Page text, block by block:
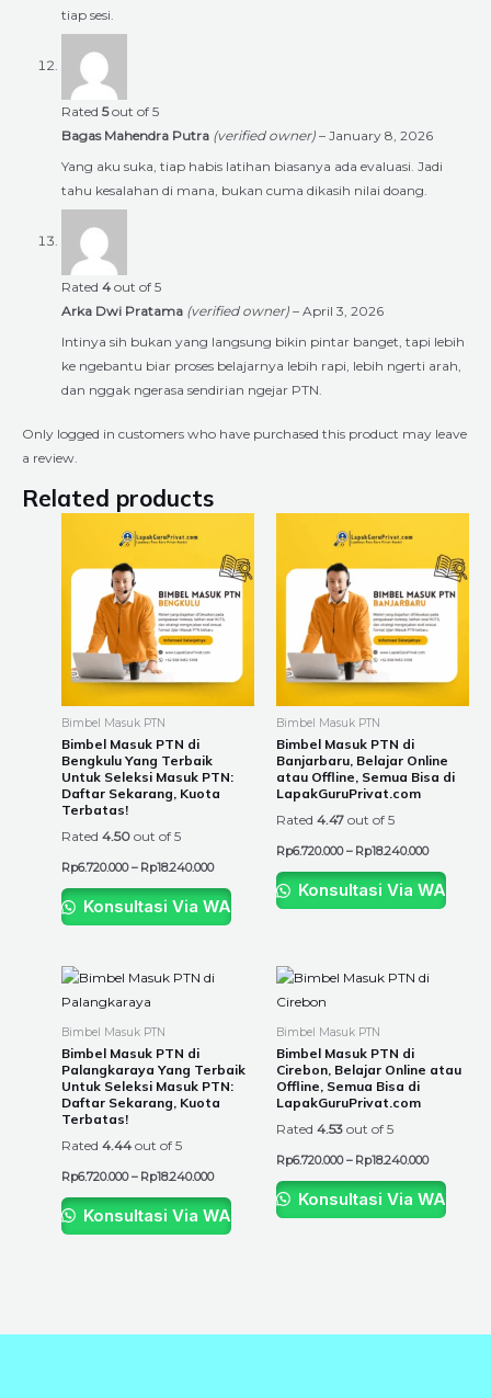
tiap sesi.
Rated 5out of 5
Bagas Mahendra Putra (verified owner) – January 8, 2026
Yang aku suka, tiap habis latihan biasanya ada evaluasi. Jadi
tahu kesalahan di mana, bukan cuma dikasih nilai doang.
Rated 4 out of 5
Arka Dwi Pratama (verified owner) – April 3, 2026
Intinya sih bukan yang langsung bikin pintar banget, tapi lebih
ke ngebantu biar proses belajarnya lebih rapi, lebih ngerti arah,
dan nggak ngerasa sendirian ngejar PTN.
Only logged in customers who have purchased this product may leave
a review.
Related products
Bimbel Masuk PTN
Bimbel Masuk PTN di
Bengkulu Yang Terbaik
Untuk Seleksi Masuk PTN:
Daftar Sekarang, Kuota
Terbatas!
Rated 4.50 out of 5
Rp6.720.000 – Rp18.240.000
through
Rp18.240.000
has
multiple
variants.
The
the
Konsultasi Via WA
Bimbel Masuk PTN
Bimbel Masuk PTN di
Banjarbaru, Belajar Online
atau Offline, Semua Bisa di
LapakGuruPrivat.com
Rated 4.47 out of 5
Rp6.720.000 – Rp18.240.000
through
has
multiple
variants.
The
on
Konsultasi Via WA
Bimbel Masuk PTN
Bimbel Masuk PTN di
Palangkaraya Yang Terbaik
Untuk Seleksi Masuk PTN:
Daftar Sekarang, Kuota
Terbatas!
Rated 4.44 out of 5
Rp6.720.000 – Rp18.240.000
Price
Rp6.720.000
Rp18.240.000
This
variants.
The
be
chosen
on
Konsultasi Via WA
Bimbel Masuk PTN
Bimbel Masuk PTN di
Cirebon, Belajar Online atau
Offline, Semua Bisa di
LapakGuruPrivat.com
Rated 4.53 out of 5
Rp6.720.000 – Rp18.240.000
Price
This
variants.
chosen
on
Konsultasi Via WA